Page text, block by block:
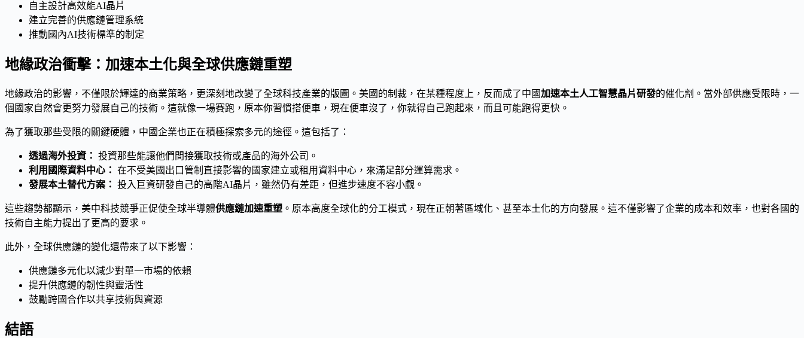
自主設計高效能AI晶片
建立完善的供應鏈管理系統
推動國內AI技術標準的制定
地緣政治衝擊：加速本土化與全球供應鏈重塑
地緣政治的影響，不僅限於輝達的商業策略，更深刻地改變了全球科技產業的版圖。美國的制裁，在某種程度上，反而成了中國加速本土人工智慧晶片研發的催化劑。當外部供應受限時，一
個國家自然會更努力發展自己的技術。這就像一場賽跑，原本你習慣搭便車，現在便車沒了，你就得自己跑起來，而且可能跑得更快。
為了獲取那些受限的關鍵硬體，中國企業也正在積極探索多元的途徑。這包括了：
透過海外投資： 投資那些能讓他們間接獲取技術或產品的海外公司。
利用國際資料中心： 在不受美國出口管制直接影響的國家建立或租用資料中心，來滿足部分運算需求。
發展本土替代方案： 投入巨資研發自己的高階AI晶片，雖然仍有差距，但進步速度不容小覷。
這些趨勢都顯示，美中科技競爭正促使全球半導體供應鏈加速重塑 。原本高度全球化的分工模式，現在正朝著區域化、甚至本土化的方向發展。這不僅影響了企業的成本和效率，也對各國的
技術自主能力提出了更高的要求。
此外，全球供應鏈的變化還帶來了以下影響：
供應鏈多元化以減少對單一市場的依賴
提升供應鏈的韌性與靈活性
鼓勵跨國合作以共享技術與資源
結語